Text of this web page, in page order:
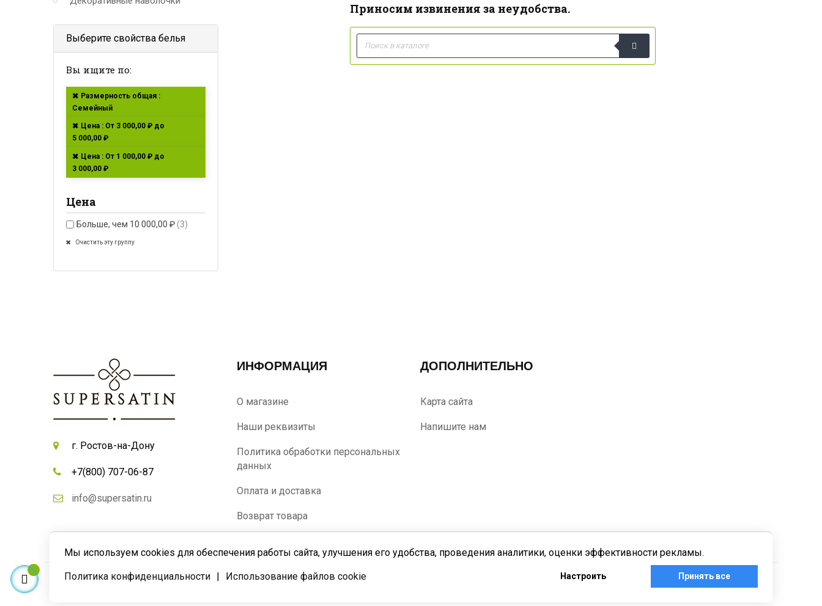
Выберите свойства белья
Вы ищите по:
Размерность общая :
Семейный
Цена : От 3 000,00 ₽ до
5 000,00 ₽
Цена : От 1 000,00 ₽ до
3 000,00 ₽
Цена
Больше, чем 10 000,00 ₽(3)
Очистить эту группу
Приносим извинения за неудобства.
г. Ростов-на-Дону
+7(800) 707-06-87
info@supersatin.ru
ИНФОРМАЦИЯ
О магазине
Наши реквизиты
Политика обработки персональных
данных
Оплата и доставка
Возврат товара
ДОПОЛНИТЕЛЬНО
Карта сайта
Напишите нам
СуперСатин . Все права защищены.
Мы используем cookies для обеспечения работы сайта, улучшения его удобства, проведения аналитики, оценки эффективности рекламы.
Политика конфиденциальности | Использование файлов cookie Настроить Принять все